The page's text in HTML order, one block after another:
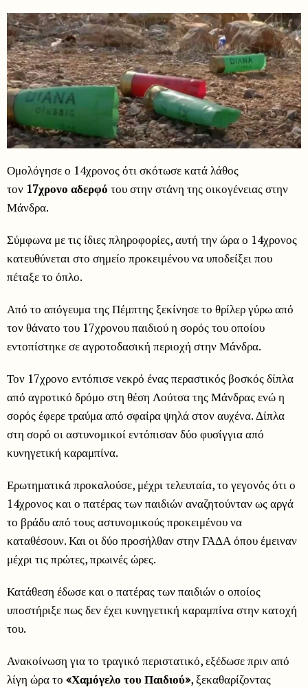
Ομολόγησε ο 14χρονος ότι σκότωσε κατά λάθος
τον 17χρονο αδερφό του στην στάνη της οικογένειας στην
Μάνδρα.
Σύμφωνα με τις ίδιες πληροφορίες, αυτή την ώρα ο 14χρονος
κατευθύνεται στο σημείο προκειμένου να υποδείξει που
πέταξε το όπλο.
Από το απόγευμα της Πέμπτης ξεκίνησε το θρίλερ γύρω από
τον θάνατο του 17χρονου παιδιού η σορός του οποίου
εντοπίστηκε σε αγροτοδασική περιοχή στην Μάνδρα.
Τον 17χρονο εντόπισε νεκρό ένας περαστικός βοσκός δίπλα
από αγροτικό δρόμο στη θέση Λούτσα της Μάνδρας ενώ η
σορός έφερε τραύμα από σφαίρα ψηλά στον αυχένα. Δίπλα
στη σορό οι αστυνομικοί εντόπισαν δύο φυσίγγια από
κυνηγετική καραμπίνα.
Ερωτηματικά προκαλούσε, μέχρι τελευταία, το γεγονός ότι ο
14χρονος και ο πατέρας των παιδιών αναζητούνταν ως αργά
το βράδυ από τους αστυνομικούς προκειμένου να
καταθέσουν. Και οι δύο προσήλθαν στην ΓΑΔΑ όπου έμειναν
μέχρι τις πρώτες, πρωινές ώρες.
Κατάθεση έδωσε και ο πατέρας των παιδιών ο οποίος
υποστήριξε πως δεν έχει κυνηγετική καραμπίνα στην κατοχή
του.
Ανακοίνωση για το τραγικό περιστατικό, εξέδωσε πριν από
λίγη ώρα το «Χαμόγελο του Παιδιού», ξεκαθαρίζοντας